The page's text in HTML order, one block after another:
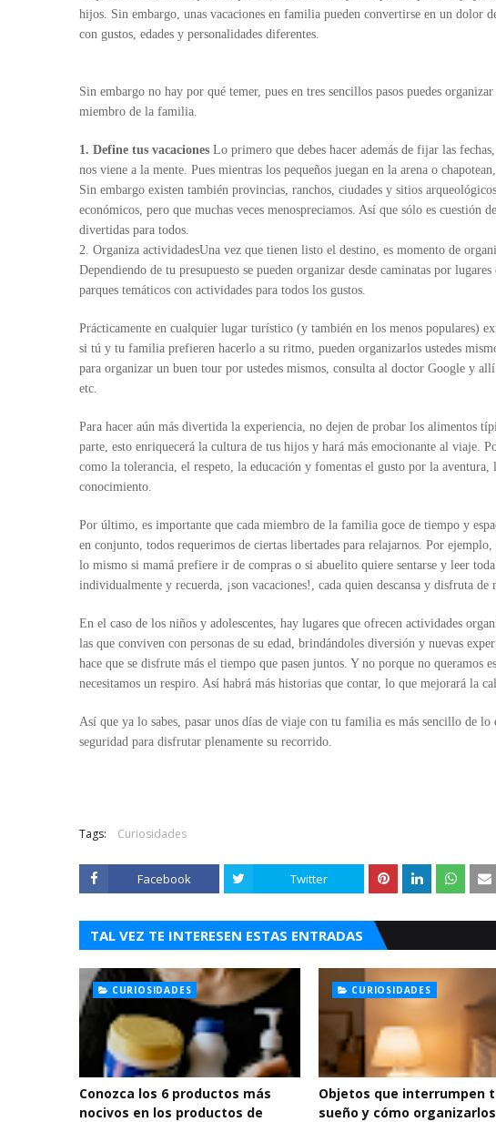
hijos. Sin embargo, unas vacaciones en familia pueden convertirse en un dolor
con gustos, edades y personalidades diferentes.
Sin embargo no hay por qué temer, pues en tres sencillos pasos puedes
miembro de la familia.
1. Define tus vacaciones Lo primero que debes hacer además de fijar las
nos viene a la mente. Pues mientras los pequeños juegan en la arena o
Sin embargo existen también provincias, ranchos, ciudades y sitios
económicos, pero que muchas veces menospreciamos. Así que sólo es cuestión
divertidas para todos.
2. Organiza actividadesUna vez que tienen listo el destino, es momento de
Dependiendo de tu presupuesto se pueden organizar desde caminatas por
parques temáticos con actividades para todos los gustos.
Prácticamente en cualquier lugar turístico (y también en los menos populares)
si tú y tu familia prefieren hacerlo a su ritmo, pueden organizarlos ustedes
para organizar un buen tour por ustedes mismos, consulta al doctor Google y
etc.
Para hacer aún más divertida la experiencia, no dejen de probar los alimentos
parte, esto enriquecerá la cultura de tus hijos y hará más emocionante al viaje.
como la tolerancia, el respeto, la educación y fomentas el gusto por la aventura,
conocimiento.
Por último, es importante que cada miembro de la familia goce de tiempo y
en conjunto, todos requerimos de ciertas libertades para relajarnos. Por
lo mismo si mamá prefiere ir de compras o si abuelito quiere sentarse y leer
individualmente y recuerda, ¡son vacaciones!, cada quien descansa y disfruta de
En el caso de los niños y adolescentes, hay lugares que ofrecen actividades
las que conviven con personas de su edad, brindándoles diversión y nuevas
hace que se disfrute más el tiempo que pasen juntos. Y no porque no
necesitamos un respiro. Así habrá más historias que contar, lo que mejorará la
Así que ya lo sabes, pasar unos días de viaje con tu familia es más sencillo de
seguridad para disfrutar plenamente su recorrido.
Tags: Curiosidades
Facebook Twitter
TAL VEZ TE INTERESEN ESTAS ENTRADAS
CURIOSIDADES
Conozca los 6 productos más
nocivos en los productos de
CURIOSIDADES
Objetos que interrumpen
sueño y cómo